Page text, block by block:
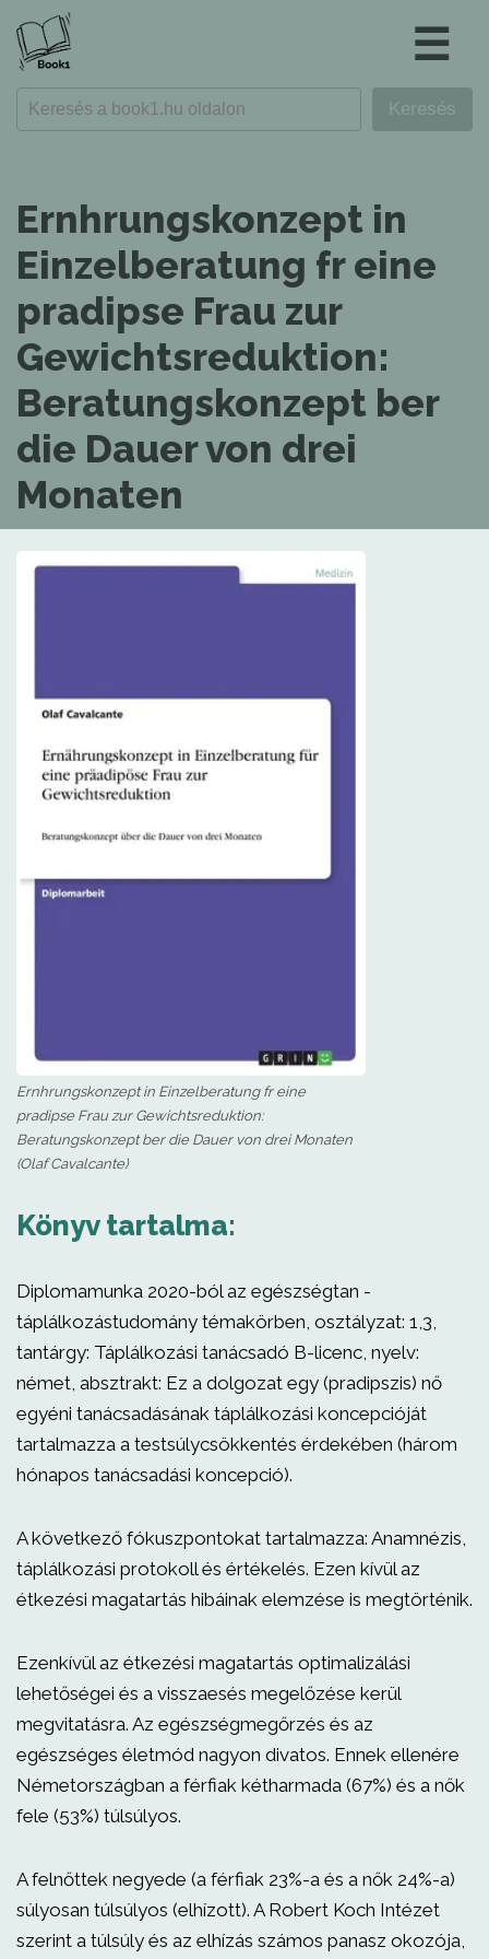
☰
Ernhrungskonzept in
Einzelberatung fr eine
pradipse Frau zur
Gewichtsreduktion:
Beratungskonzept ber
die Dauer von drei
Monaten
Ernhrungskonzept in Einzelberatung fr eine
pradipse Frau zur Gewichtsreduktion:
Beratungskonzept ber die Dauer von drei Monaten
(Olaf Cavalcante)
Könyv tartalma:
Diplomamunka 2020-ból az egészségtan -
táplálkozástudomány témakörben, osztályzat: 1,3,
tantárgy: Táplálkozási tanácsadó B-licenc, nyelv:
német, absztrakt: Ez a dolgozat egy (pradipszis) nő
egyéni tanácsadásának táplálkozási koncepcióját
tartalmazza a testsúlycsökkentés érdekében (három
hónapos tanácsadási koncepció).
A következő fókuszpontokat tartalmazza: Anamnézis,
táplálkozási protokoll és értékelés. Ezen kívül az
étkezési magatartás hibáinak elemzése is megtörténik.
Ezenkívül az étkezési magatartás optimalizálási
lehetőségei és a visszaesés megelőzése kerül
megvitatásra. Az egészségmegőrzés és az
egészséges életmód nagyon divatos. Ennek ellenére
Németországban a férfiak kétharmada (67%) és a nők
fele (53%) túlsúlyos.
A felnőttek negyede (a férfiak 23%-a és a nők 24%-a)
súlyosan túlsúlyos (elhízott). A Robert Koch Intézet
szerint a túlsúly és az elhízás számos panasz okozója,